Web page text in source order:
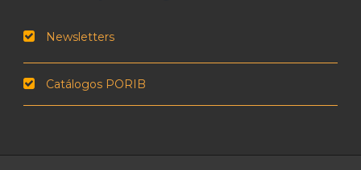
Newsletters
Catálogos PORIB